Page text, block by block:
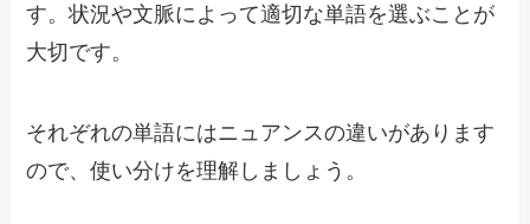
す。状況や文脈によって適切な単語を選ぶことが
大切です。
それぞれの単語にはニュアンスの違いがあります
ので、使い分けを理解しましょう。